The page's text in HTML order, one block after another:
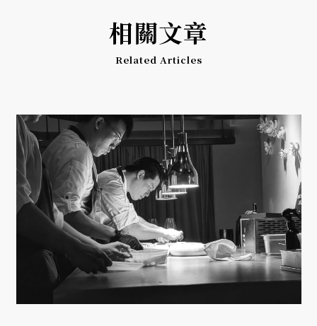
相關文章
Related Articles